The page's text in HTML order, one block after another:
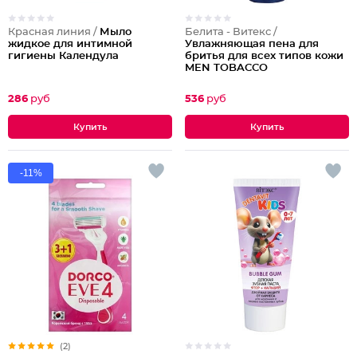
Красная линия / Мыло
жидкое для интимной
гигиены Календула
286 руб
Белита - Витекс /
Увлажняющая пена для
бритья для всех типов кожи
MEN TOBACCO
536 руб
-11%
(2)